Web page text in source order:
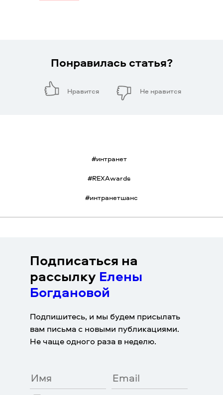
Понравилась статья?
Нравится Не нравится
#интранет
#REXAwards
#интранетшанс
Подписаться на
рассылку Елены
Богдановой
Подпишитесь, и мы будем присылать
вам письма с новыми публикациями.
Не чаще одного раза в неделю.